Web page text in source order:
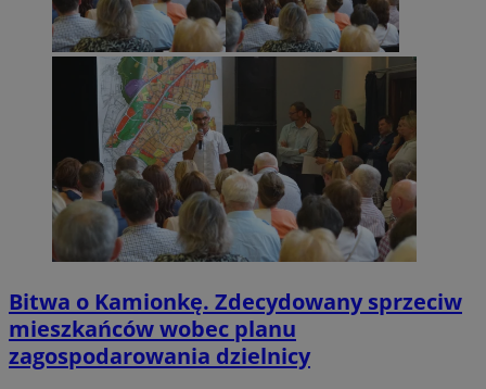
Bitwa o Kamionkę. Zdecydowany sprzeciw
mieszkańców wobec planu
zagospodarowania dzielnicy